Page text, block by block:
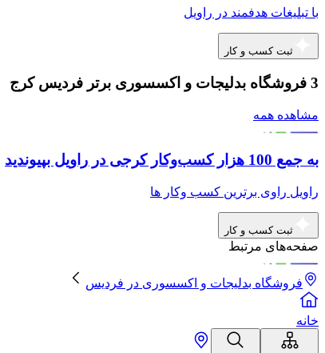
با تبلیغات هدفمند در راویل
ثبت کسب و کار
3 فروشگاه بدلیجات و اکسسوری برتر فردیس کرج
مشاهده همه
به جمع 100 هزار کسب‌وکار کرجی در راویل بپیوندید
راویل راوی برترین کسب وکار ها
ثبت کسب و کار
صفحه‌های مرتبط
فروشگاه بدلیجات و اکسسوری در فردیس
خانه